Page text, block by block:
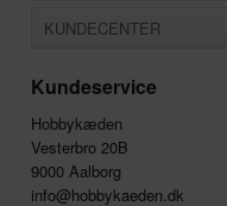
KUNDECENTER
Kundeservice
Hobbykæden
Vesterbro 20B
9000 Aalborg
info@hobbykaeden.dk